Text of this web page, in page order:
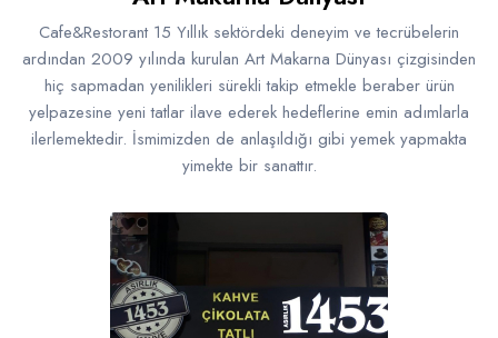
Cafe&Restorant 15 Yıllık sektördeki deneyim ve tecrübelerin
ardından 2009 yılında kurulan Art Makarna Dünyası çizgisinden
hiç sapmadan yenilikleri sürekli takip etmekle beraber ürün
yelpazesine yeni tatlar ilave ederek hedeflerine emin adımlarla
ilerlemektedir. İsmimizden de anlaşıldığı gibi yemek yapmakta
yimekte bir sanattır.